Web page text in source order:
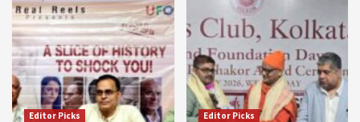
Editor Picks
Editor Picks